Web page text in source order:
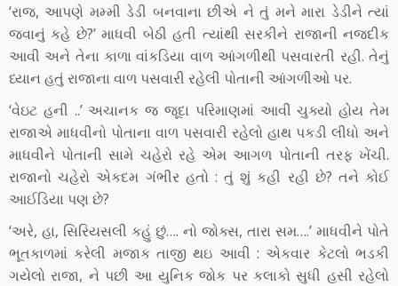
‘રાજ, આપણે મમ્મી ડેડી બનવાના છીએ ને તું મને મારા ડેડીને ત્યાં
જવાનું કહે છે?’ માધવી બેઠી હતી ત્યાંથી સરકીને રાજાની નજદીક
આવી અને તેના કાળા વાંકડિયા વાળ આંગળીથી પસવારતી રહી. તેનું
ધ્યાન હતું રાજાના વાળ પસવારી રહેલી પોતાની આંગળીઓ પર.
‘વેઇટ હની ..’ અચાનક જ જૂદા પરિમાણમાં આવી ચુક્યો હોય તેમ
રાજાએ માધવીનો પોતાના વાળ પસવારી રહેલો હાથ પકડી લીધો અને
માધવીને પોતાની સામે ચહેરો રહે એમ આગળ પોતાની તરફ ખેંચી.
રાજાનો ચહેરો એકદમ ગંભીર હતો : તું શું કહી રહી છે? તને કોઈ
આઈડિયા પણ છે?
‘અરે, હા, સિરિયસલી કહું છું…. નો જોક્સ, તારા સમ….’ માધવીને પોતે
ભૂતકાળમાં કરેલી મજાક તાજી થઇ આવી : એકવાર કેટલો ભડકી
ગયેલો રાજા, ને પછી આ યુનિક જોક પર કલાકો સુધી હસી રહેલો